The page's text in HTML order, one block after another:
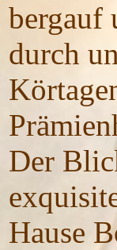
bergauf
durch
Der
Hause